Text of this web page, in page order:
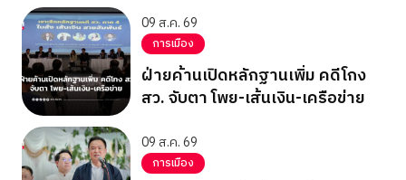
09 ส.ค. 69
การเมือง
ฝ่ายค้านเปิดหลักฐานเพิ่ม คดีโกง
สว. จับตา โพย-เส้นเงิน-เครือข่าย
09 ส.ค. 69
การเมือง